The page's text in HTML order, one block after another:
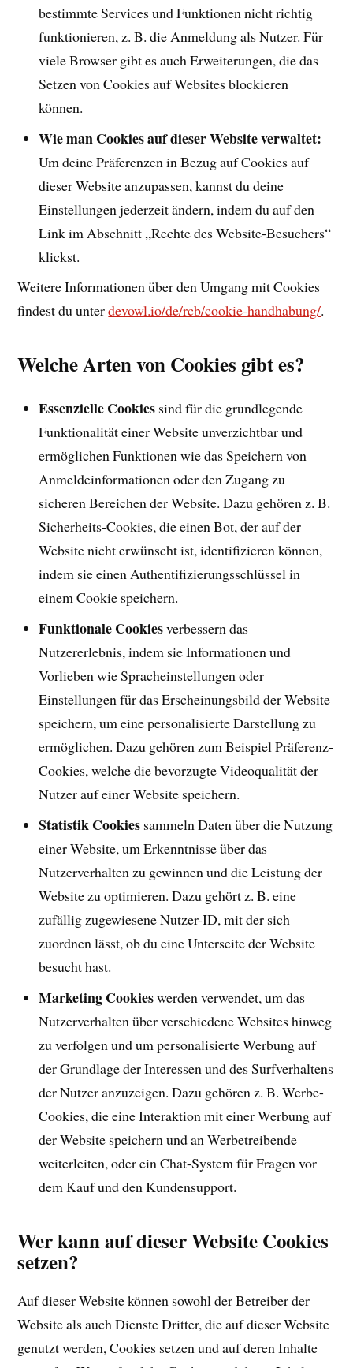
bestimmte Services und Funktionen nicht richtig
funktionieren, z. B. die Anmeldung als Nutzer. Für
viele Browser gibt es auch Erweiterungen, die das
Setzen von Cookies auf Websites blockieren
können.
Wie man Cookies auf dieser Website verwaltet:
Um deine Präferenzen in Bezug auf Cookies auf
dieser Website anzupassen, kannst du deine
Einstellungen jederzeit ändern, indem du auf den
Link im Abschnitt „Rechte des Website-Besuchers“
klickst.
Weitere Informationen über den Umgang mit Cookies
findest du unterdevowl.io/de/rcb/cookie-handhabung/.
Welche Arten von Cookies gibt es?
Essenzielle Cookies sind für die grundlegende
Funktionalität einer Website unverzichtbar und
ermöglichen Funktionen wie das Speichern von
Anmeldeinformationen oder den Zugang zu
sicheren Bereichen der Website. Dazu gehören z. B.
Sicherheits-Cookies, die einen Bot, der auf der
Website nicht erwünscht ist, identifizieren können,
indem sie einen Authentifizierungsschlüssel in
einem Cookie speichern.
Funktionale Cookiesverbessern das
Nutzererlebnis, indem sie Informationen und
Vorlieben wie Spracheinstellungen oder
Einstellungen für das Erscheinungsbild der Website
speichern, um eine personalisierte Darstellung zu
ermöglichen. Dazu gehören zum Beispiel Präferenz-
Cookies, welche die bevorzugte Videoqualität der
Nutzer auf einer Website speichern.
Statistik Cookies sammeln Daten über die Nutzung
einer Website, um Erkenntnisse über das
Nutzerverhalten zu gewinnen und die Leistung der
Website zu optimieren. Dazu gehört z. B. eine
zufällig zugewiesene Nutzer-ID, mit der sich
zuordnen lässt, ob du eine Unterseite der Website
besucht hast.
Marketing Cookieswerden verwendet, um das
Nutzerverhalten über verschiedene Websites hinweg
zu verfolgen und um personalisierte Werbung auf
der Grundlage der Interessen und des Surfverhaltens
der Nutzer anzuzeigen. Dazu gehören z. B. Werbe-
Cookies, die eine Interaktion mit einer Werbung auf
der Website speichern und an Werbetreibende
weiterleiten, oder ein Chat-System für Fragen vor
dem Kauf und den Kundensupport.
Wer kann auf dieser Website Cookies
setzen?
Auf dieser Website können sowohl der Betreiber der
Website als auch Dienste Dritter, die auf dieser Website
genutzt werden, Cookies setzen und auf deren Inhalte